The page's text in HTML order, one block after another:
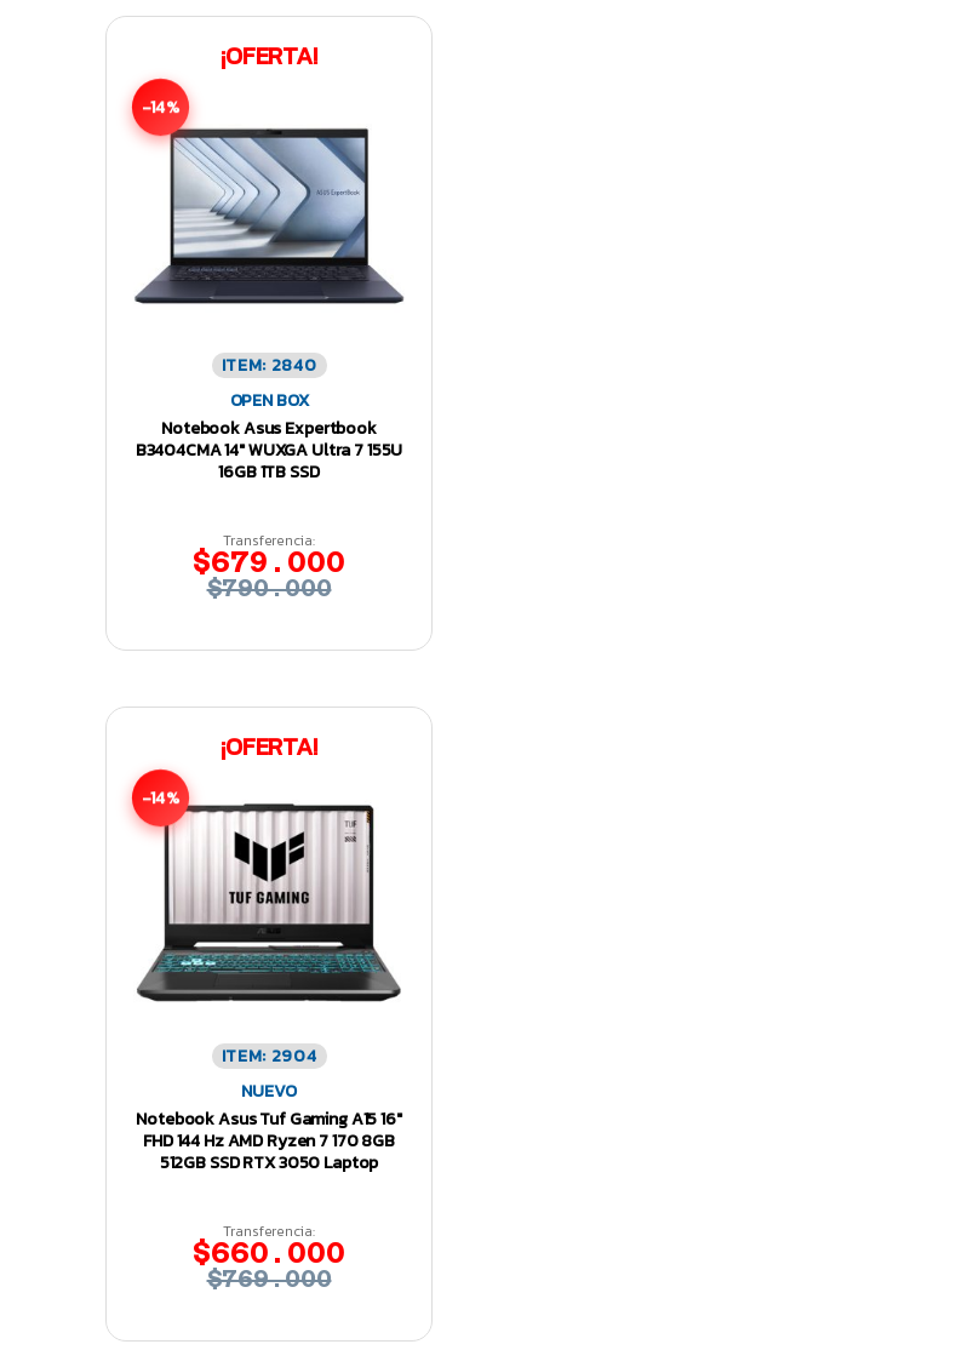
¡OFERTA!
-14%
ITEM: 2840
OPEN BOX
Notebook Asus Expertbook
B3404CMA 14″ WUXGA Ultra 7 155U
16GB 1TB SSD
Transferencia:
$679.000
$790.000
¡OFERTA!
-14%
ITEM: 2904
NUEVO
Notebook Asus Tuf Gaming A15 16″
FHD 144 Hz AMD Ryzen 7 170 8GB
512GB SSD RTX 3050 Laptop
Transferencia:
$660.000
$769.000